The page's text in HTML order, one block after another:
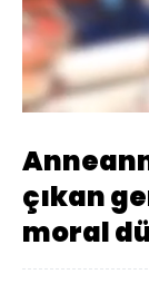
Sesi
Aç
çıkan
moral